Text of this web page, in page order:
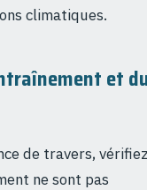
climatiques.
et
de travers,
ne sont pas